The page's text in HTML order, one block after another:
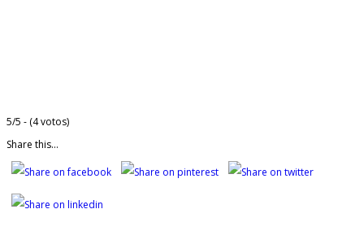
5/5 - (4 votos)
Share this...